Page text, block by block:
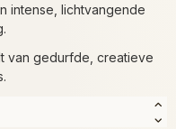
intense, lichtvangen­de
van gedurfde, creatieve